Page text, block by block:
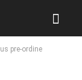
pre-ordine